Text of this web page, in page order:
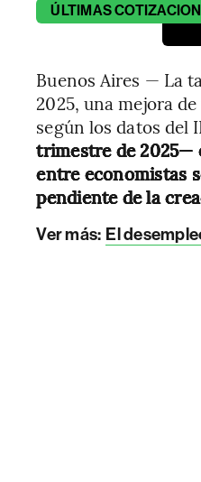
ÚLTIMAS
Buenos Aires — La
2025, una mejora
según los datos del
trimestre de 2025—
entre economistas
pendiente de la
Ver más: El